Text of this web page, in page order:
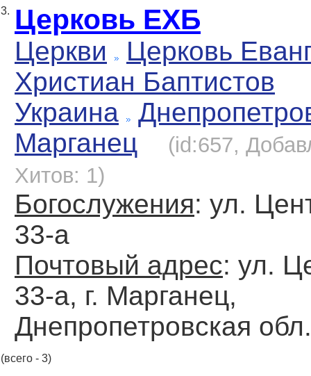
3. Церковь ЕХБ
Церкви
Церковь
Христиан Баптистов
Украина
Марганец
(id:657,
Хитов: 1)
Богослужения: ул.
33-а
Почтовый адрес: ул.
33-а, г. Марганец,
Днепропетровская
(всего - 3)